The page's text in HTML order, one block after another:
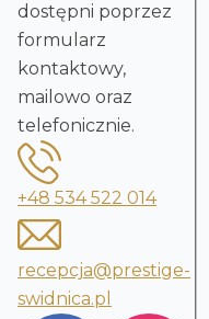
dostępni poprzez
formularz
kontaktowy,
mailowo oraz
telefonicznie.
+48 534 522 014
recepcja@prestige-
swidnica.pl